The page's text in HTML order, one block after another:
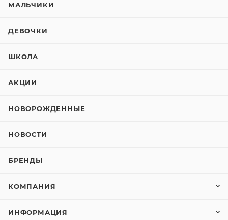
МАЛЬЧИКИ
ДЕВОЧКИ
ШКОЛА
АКЦИИ
НОВОРОЖДЕННЫЕ
НОВОСТИ
БРЕНДЫ
КОМПАНИЯ
ИНФОРМАЦИЯ